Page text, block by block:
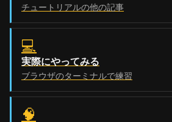
チュートリアルの他の記事
💻
実際にやってみる
ブラウザのターミナルで練習
🧠